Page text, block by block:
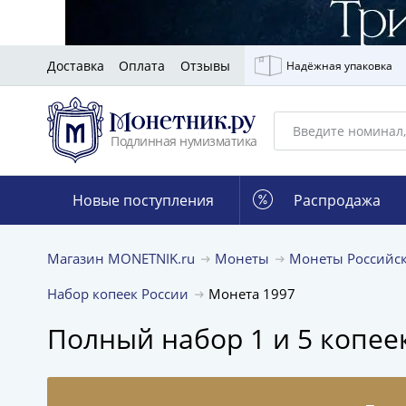
Доставка Оплата Отзывы Надёжная упаковка
Подлинная нумизматика
Новые поступления Распродажа
Магазин MONETNIK.ru Монеты
Монеты
Набор копеек России
Монета 1997
Полный набор 1 и 5